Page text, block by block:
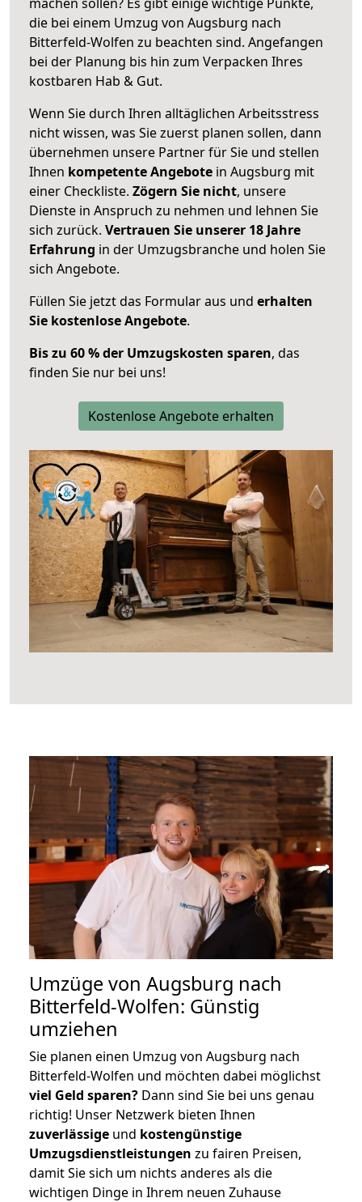
die bei einem Umzug von Augsburg nach
Bitterfeld-Wolfen zu beachten sind. Angefangen
bei der Planung bis hin zum Verpacken Ihres
kostbaren Hab & Gut.
Wenn Sie durch Ihren alltäglichen Arbeitsstress
nicht wissen, was Sie zuerst planen sollen, dann
übernehmen unsere Partner für Sie und stellen
Ihnen kompetente Angebote in Augsburg mit
einer Checkliste. Zögern Sie nicht, unsere
Dienste in Anspruch zu nehmen und lehnen Sie
sich zurück. Vertrauen Sie unserer 18 Jahre
Erfahrung in der Umzugsbranche und holen Sie
sich Angebote.
Füllen Sie jetzt das Formular aus und erhalten
Sie kostenlose Angebote.
Bis zu 60 % der Umzugskosten sparen, das
finden Sie nur bei uns!
Kostenlose Angebote erhalten
Umzüge von Augsburg nach
Bitterfeld-Wolfen: Günstig
umziehen
Sie planen einen Umzug von Augsburg nach
Bitterfeld-Wolfen und möchten dabei möglichst
viel Geld sparen? Dann sind Sie bei uns genau
richtig! Unser Netzwerk bieten Ihnen
zuverlässige und kostengünstige
Umzugsdienstleistungen zu fairen Preisen,
damit Sie sich um nichts anderes als die
wichtigen Dinge in Ihrem neuen Zuhause